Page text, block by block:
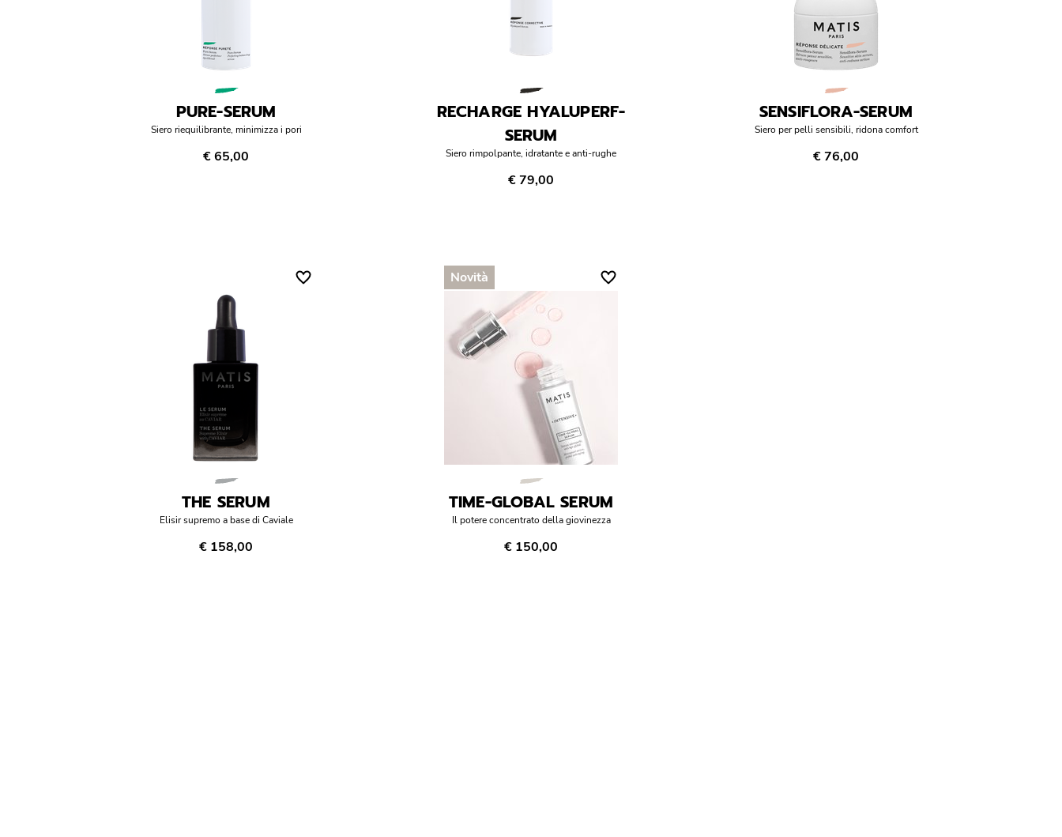
PURE-SERUM
Siero riequilibrante, minimizza i pori
€ 65,00
RECHARGE HYALUPERF-
SERUM
Siero rimpolpante, idratante e anti-rughe
€ 79,00
SENSIFLORA-SERUM
Siero per pelli sensibili, ridona comfort
€ 76,00
THE SERUM
Elisir supremo a base di Caviale
€ 158,00
Novità
TIME-GLOBAL SERUM
Il potere concentrato della giovinezza
€ 150,00